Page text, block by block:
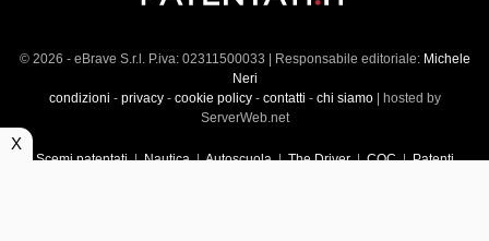
© 2026 - eBrave S.r.l. P.iva: 02311500033 | Responsabile editoriale: Michele
Neri
condizioni - privacy- cookie policy- contatti - chi siamo| hosted by
ServerWeb.net
Scemi patentati|Nautica|Autoscuola|The Driver|CQC|Patenti
X